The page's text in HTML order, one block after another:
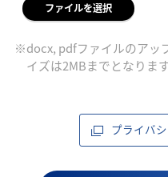
ファイルを選択
※docx, pdfファイルのアッ
イズは2MBまでとなります
プライバ